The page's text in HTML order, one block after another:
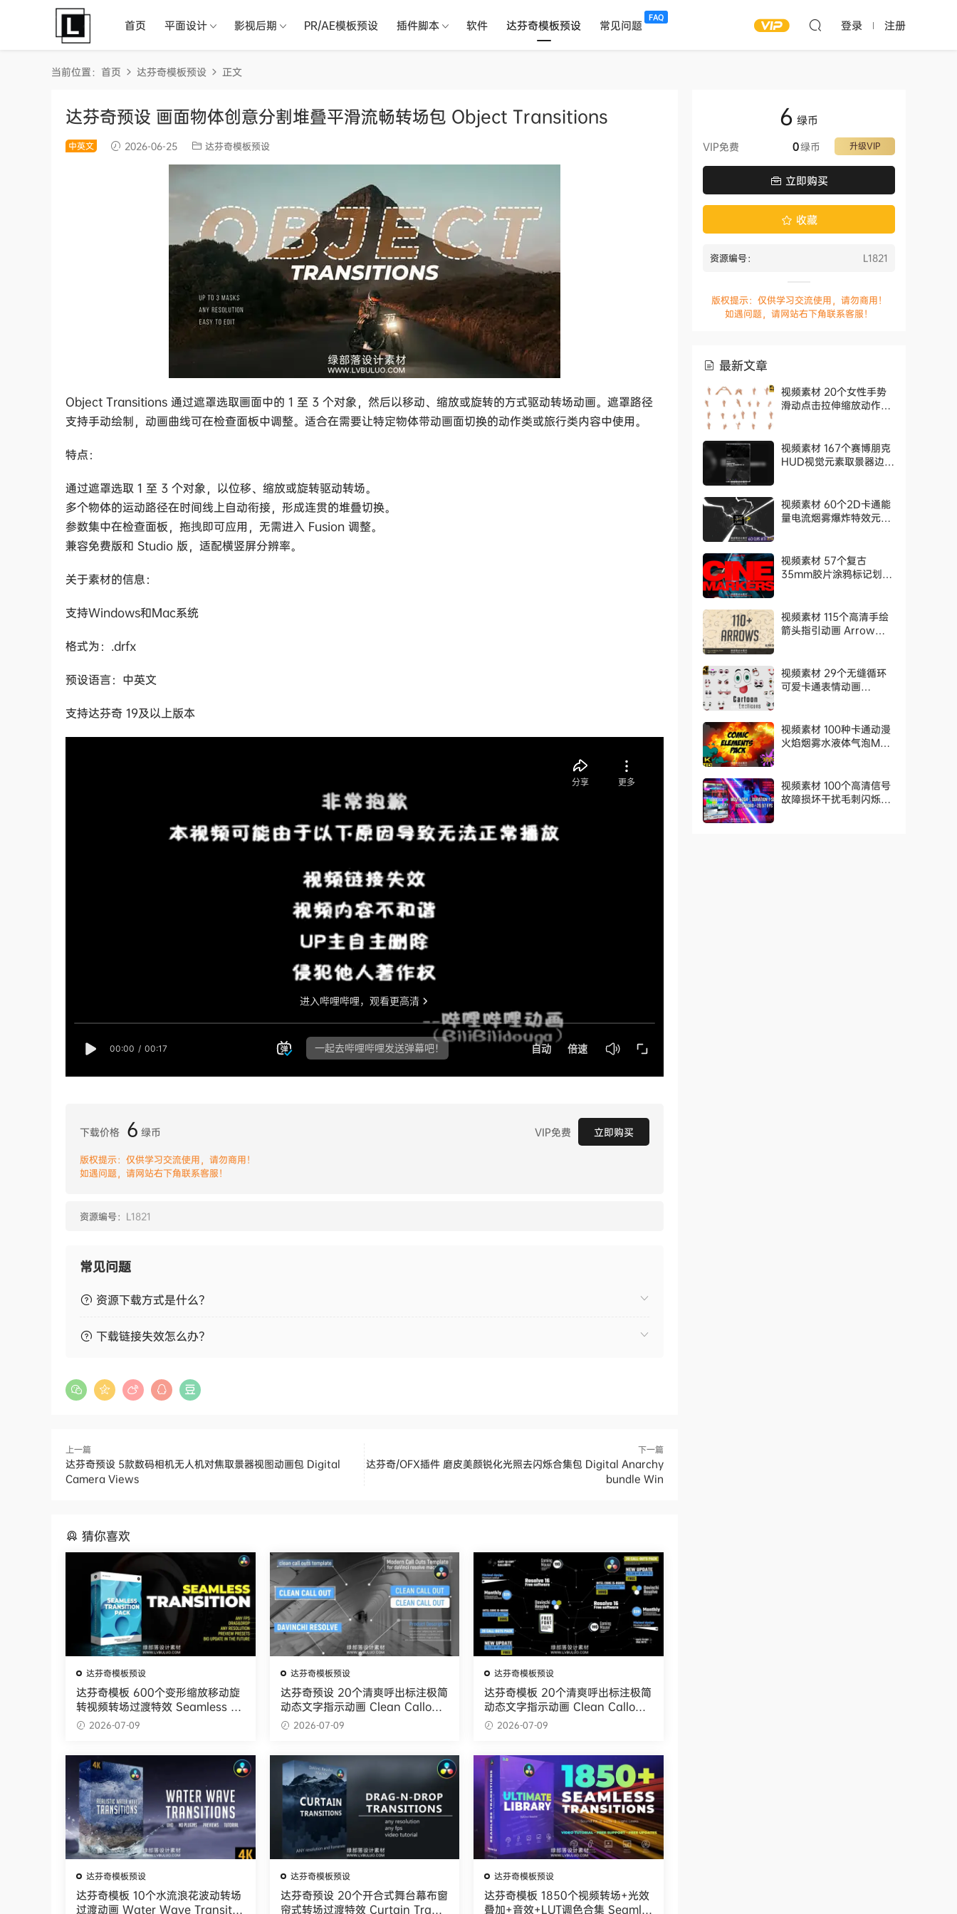
首页 平面设计 影视后期 PR/AE模板预设 插件脚本 软件 达芬奇模板预设 常见问题
FAQ
登录 注册
当前位置： 首页 达芬奇模板预设 正文
达芬奇预设 画面物体创意分割堆叠平滑流畅转场包 Object Transitions
中英文 2026-06-25 达芬奇模板预设
Object Transitions 通过遮罩选取画面中的 1 至 3 个对象，然后以移动、缩放或旋转的方式驱动转场动画。遮罩路径
支持手动绘制，动画曲线可在检查面板中调整。适合在需要让特定物体带动画面切换的动作类或旅行类内容中使用。
特点：
通过遮罩选取 1 至 3 个对象，以位移、缩放或旋转驱动转场。
多个物体的运动路径在时间线上自动衔接，形成连贯的堆叠切换。
参数集中在检查面板，拖拽即可应用，无需进入 Fusion 调整。
兼容免费版和 Studio 版，适配横竖屏分辨率。
关于素材的信息：
支持Windows和Mac系统
格式为：.drfx
预设语言：中英文
支持达芬奇 19及以上版本
下载价格 6 绿币 VIP免费 立即购买
版权提示：仅供学习交流使用，请勿商用！
如遇问题，请网站右下角联系客服！
资源编号： L1821
常见问题
资源下载方式是什么？
下载链接失效怎么办？
上一篇
达芬奇预设 5款数码相机无人机对焦取景器视图动画包 Digital
Camera Views
下一篇
达芬奇/OFX插件 磨皮美颜锐化光照去闪烁合集包 Digital Anarchy
bundle Win
猜你喜欢
达芬奇模板预设
达芬奇模板 600个变形缩放移动旋
转视频转场过渡特效 Seamless Tr
ansition
2026-07-09
达芬奇模板预设
达芬奇预设 20个清爽呼出标注极简
动态文字指示动画 Clean Callouts
V.12026-07-09
达芬奇模板预设
达芬奇模板 20个清爽呼出标注极简
动态文字指示动画 Clean Callouts
V.22026-07-09
达芬奇模板预设
达芬奇模板 10个水流浪花波动转场
过渡动画 Water Wave Transitio
达芬奇模板预设
达芬奇预设 20个开合式舞台幕布窗
帘式转场过渡特效 Curtain Transi
达芬奇模板预设
达芬奇模板 1850个视频转场+光效
叠加+音效+LUT调色合集 Seamle
6 绿币
VIP免费 升级VIP
0绿币
立即购买
收藏
资源编号： L1821
版权提示：仅供学习交流使用，请勿商用！
如遇问题，请网站右下角联系客服！
最新文章
视频素材 20个女性手势
滑动点击拉伸缩放动作动
视频素材 167个赛博朋克
HUD视觉元素取景器边框
Elements
视频素材 60个2D卡通能
量电流烟雾爆炸特效元素
视频素材 57个复古
35mm胶片涂鸦标记划痕
视频素材 115个高清手绘
箭头指引动画 Arrow
视频素材 29个无缝循环
可爱卡通表情动画
视频素材 100种卡通动漫
火焰烟雾水液体气泡MG
视频素材 100个高清信号
故障损坏干扰毛刺闪烁叠